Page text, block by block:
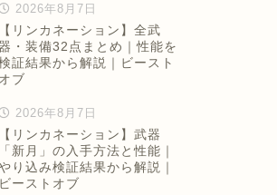
2026年8月7日
【リンカネーション】全武
・装備32点まとめ｜性能を
証結果から解説｜ビースト
オブ
2026年8月7日
【リンカネーション】武器
「新月」の入手方法と性能｜
り込み検証結果から解説｜
ビーストオブ